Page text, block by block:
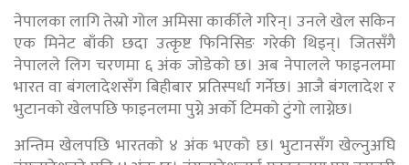
नेपालका लागि तेस्रो गोल अमिसा कार्कीले गरिन्। उनले खेल सकिन
एक मिनेट बाँकी छदा उत्कृष्ट फिनिसिङ गरेकी थिइन्। जितसँगै
नेपालले लिग चरणमा ६ अंक जोडेको छ। अब नेपालले फाइनलमा
भारत वा बंगलादेशसँग बिहीबार प्रतिस्पर्धा गर्नेछ। आजै बंगलादेश र
भुटानको खेलपछि फाइनलमा पुग्ने अर्को टिमको टुंगो लाग्नेछ।
अन्तिम खेलपछि भारतको ४ अंक भएको छ। भुटानसँग खेल्नुअघि